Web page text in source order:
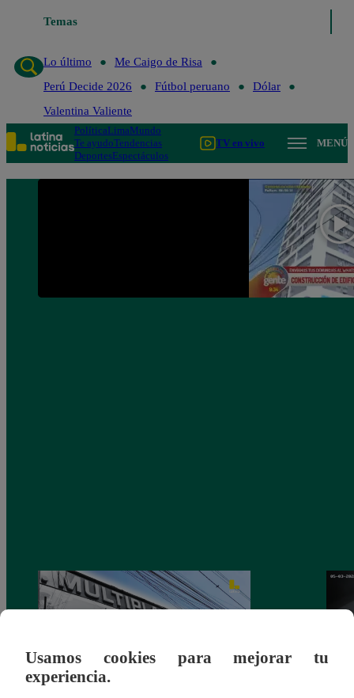
Temas
Lo último
Me Caigo de Risa
Perú Decide 2026
Fútbol peruano
Dólar
Valentina Valiente
PolíticaLimaMundo
Te ayudoTendencias
DeportesEspectáculos
TV en vivo MENÚ
Usamos cookies para mejorar tu
experiencia.